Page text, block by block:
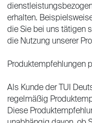
erhalten.
die Sie bei uns tätigen
die Nutzung unserer
Produktempfehlungen
Als Kunde der TUI
regelmäßig
Diese